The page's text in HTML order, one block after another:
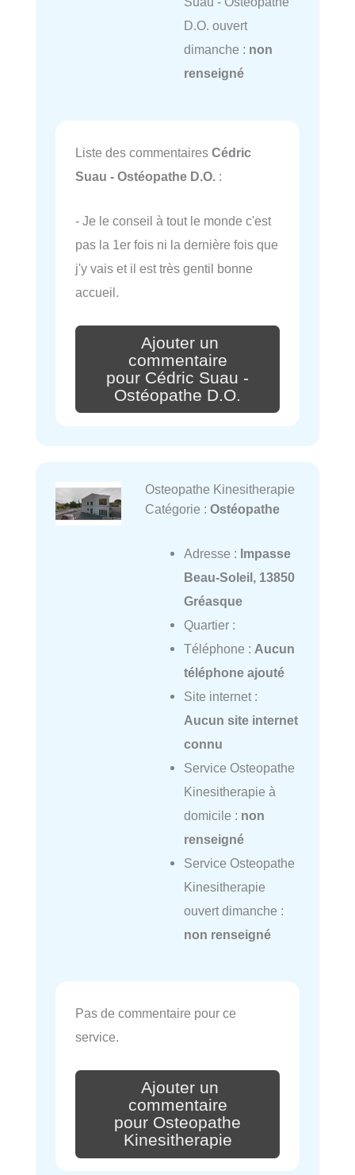
D.O. ouvert
dimanche : non
renseigné
Liste des commentaires Cédric
Suau - Ostéopathe D.O. :
- Je le conseil à tout le monde c'est
pas la 1er fois ni la dernière fois que
j'y vais et il est très gentil bonne
accueil.
Ajouter un
commentaire
pour Cédric Suau -
Ostéopathe D.O.
Osteopathe Kinesitherapie
Catégorie : Ostéopathe
Adresse : Impasse
Beau-Soleil, 13850
Gréasque
Quartier :
Téléphone : Aucun
téléphone ajouté
Site internet :
Aucun site internet
connu
Service Osteopathe
Kinesitherapie à
domicile : non
renseigné
Service Osteopathe
Kinesitherapie
ouvert dimanche :
non renseigné
Pas de commentaire pour ce
service.
Ajouter un
commentaire
pour Osteopathe
Kinesitherapie